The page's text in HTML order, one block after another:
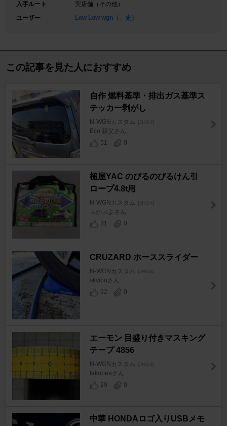
入手ルート
実店舗（その他）
ユーザー
Low Low wgn（←史）
この記事を見た人におすすめ
自作 燃料基準・排出ガス基準ス
テッカー剥がし
N-WGNカスタム [JH3/4]
Eco 親父さん
51
0
槌屋YAC のびるのびるけん引
ロープ4.8t用
N-WGNカスタム [JH3/4]
ふかぷよさん
31
0
CRUZARD ホーススライダー
N-WGNカスタム [JH3/4]
skyipuさん
92
0
エーモン 目盛り付きマスキング
テープ 4856
N-WGNカスタム [JH3/4]
takobeaさん
29
0
中華 HONDAロゴ入りUSBメモ